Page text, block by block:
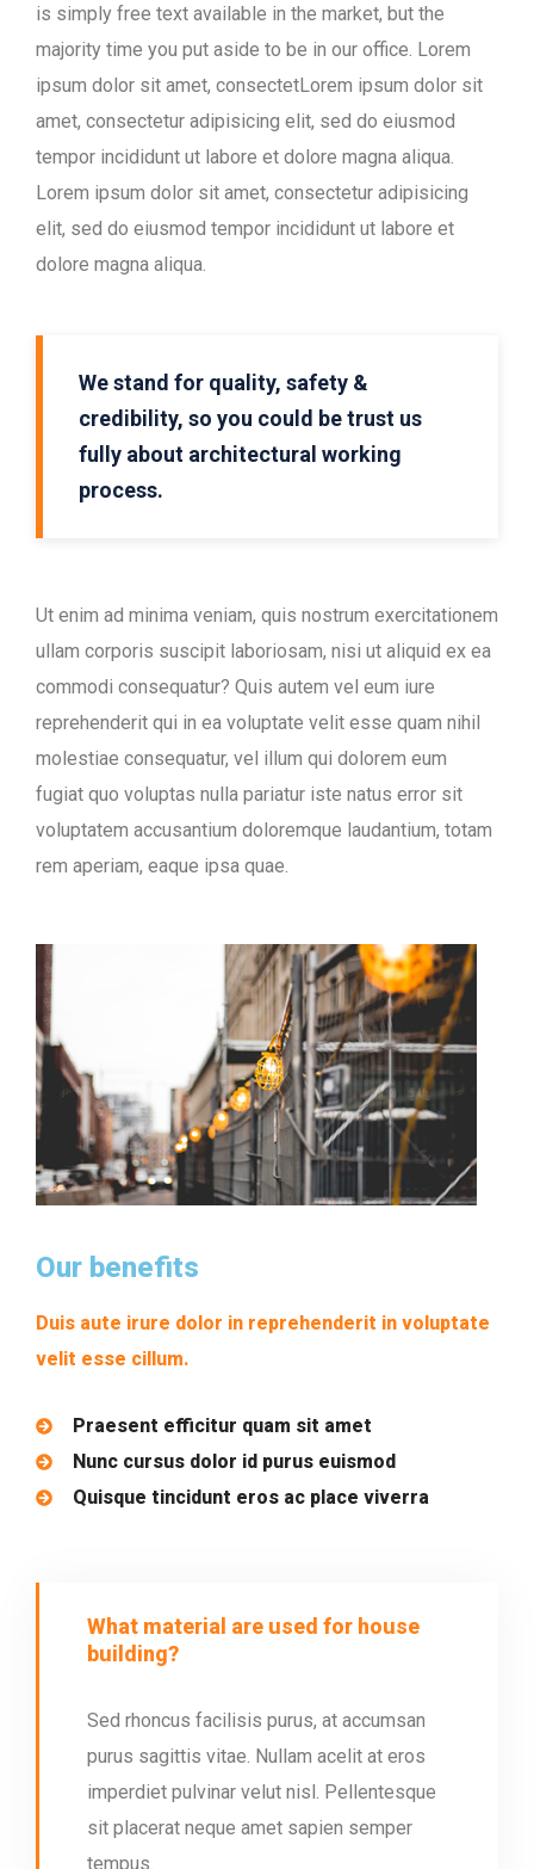
is simply free text available in the market, but the
majority time you put aside to be in our office. Lorem
ipsum dolor sit amet, consectetLorem ipsum dolor sit
amet, consectetur adipisicing elit, sed do eiusmod
tempor incididunt ut labore et dolore magna aliqua.
Lorem ipsum dolor sit amet, consectetur adipisicing
elit, sed do eiusmod tempor incididunt ut labore et
dolore magna aliqua.
We stand for quality, safety &
credibility, so you could be trust us
fully about architectural working
process.
Ut enim ad minima veniam, quis nostrum exercitationem
ullam corporis suscipit laboriosam, nisi ut aliquid ex ea
commodi consequatur? Quis autem vel eum iure
reprehenderit qui in ea voluptate velit esse quam nihil
molestiae consequatur, vel illum qui dolorem eum
fugiat quo voluptas nulla pariatur iste natus error sit
voluptatem accusantium doloremque laudantium, totam
rem aperiam, eaque ipsa quae.
Our benefits
Duis aute irure dolor in reprehenderit in voluptate
velit esse cillum.
Praesent efficitur quam sit amet
Nunc cursus dolor id purus euismod
Quisque tincidunt eros ac place viverra
What material are used for house
building?
Sed rhoncus facilisis purus, at accumsan
purus sagittis vitae. Nullam acelit at eros
imperdiet pulvinar velut nisl. Pellentesque
sit placerat neque amet sapien semper
tempus.